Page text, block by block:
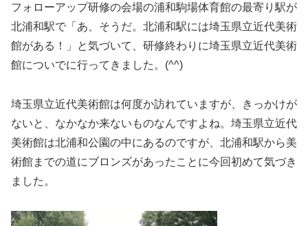
フォローアップ研修の会場の浦和駒場体育館の最寄り駅が
北浦和駅で「あ、そうだ。北浦和駅には埼玉県立近代美術
館がある！」と気づいて、研修終わりに埼玉県立近代美術
館についでに行ってきました。(^^)
埼玉県立近代美術館は何度か訪れていますが、きっかけが
ないと、なかなか来ないものなんですよね。埼玉県立近代
美術館は北浦和公園の中にあるのですが、北浦和駅から美
術館までの道にブロンズがあったことに今回初めて気づき
ました。